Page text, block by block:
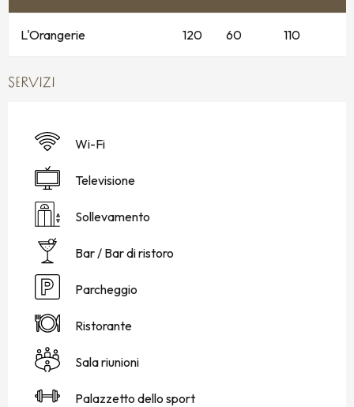
L'Orangerie 120 60 110
SERVIZI
Wi-Fi
Televisione
Sollevamento
Bar / Bar di ristoro
Parcheggio
Ristorante
Sala riunioni
Palazzetto dello sport